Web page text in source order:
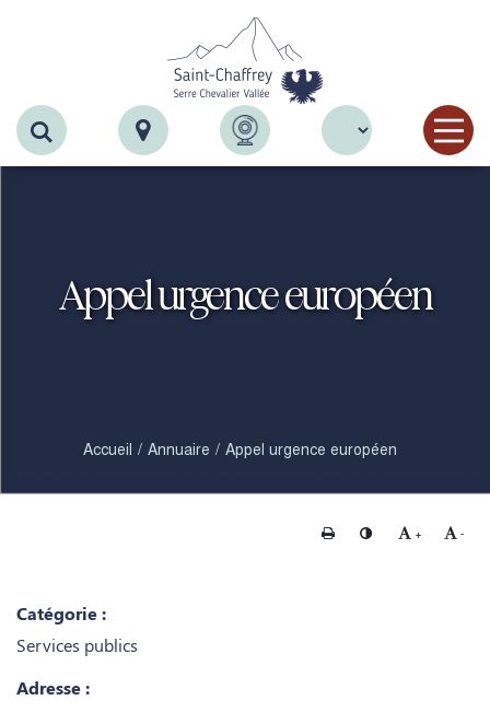
Recherche
Appel urgence européen
Accueil Annuaire Appel urgence européen
Imprimer Changer le contraste
+ Agrandir le
-
Catégorie :
Services publics
Adresse :